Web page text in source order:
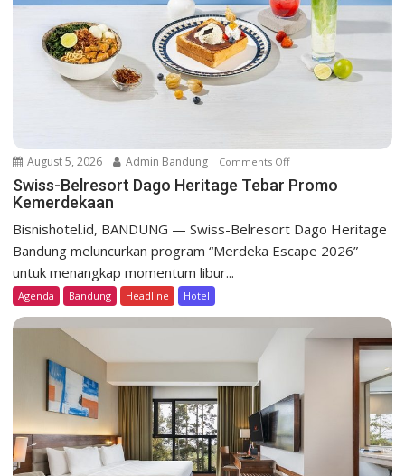
t
August 5, 2026 Admin Bandung Comments Offo
n
B
e
o
Swiss-Belresort Dago Heritage Tebar Promo
Kemerdekaan
Bisnishotel.id, BANDUNG — Swiss-Belresort Dago Heritage
Bandung meluncurkan program “Merdeka Escape 2026”
untuk menangkap momentum libur...
Agenda Bandung Headline Hotel